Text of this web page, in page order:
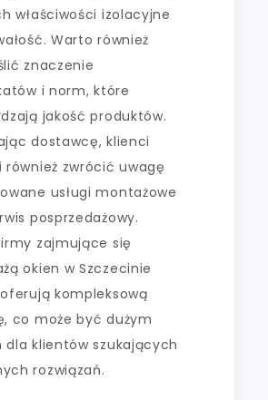
właściwości izolacyjne
Warto również
znaczenie
i norm, które
jakość produktów.
dostawcę, klienci
również zwrócić uwagę
usługi montażowe
posprzedażowy.
zajmujące się
okien w Szczecinie
kompleksową
co może być dużym
klientów szukających
rozwiązań.